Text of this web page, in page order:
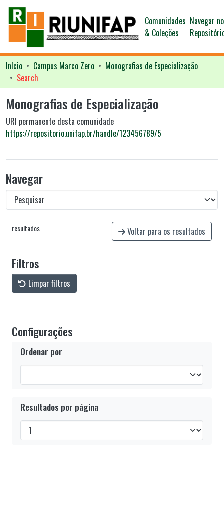
Comunidades
& Coleções
Navegar no
Início Campus Marco Zero
Monografias de Especialização
Search
Monografias de Especialização
URI permanente desta comunidade
https://repositorio.unifap.br/handle/123456789/5
Navegar
resultados Voltar para os resultados
Filtros
Limpar filtros
Configurações
Ordenar por
Resultados por página